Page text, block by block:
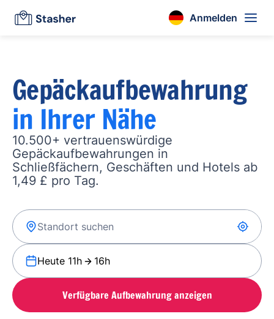
Anmelden
Gepäckaufbewahrung
in Ihrer Nähe
10.500+ vertrauenswürdige
Gepäckaufbewahrungen in
Schließfächern, Geschäften und Hotels ab
1,49 £ pro Tag.
Heute 11h 16h
Verfügbare Aufbewahrung anzeigen